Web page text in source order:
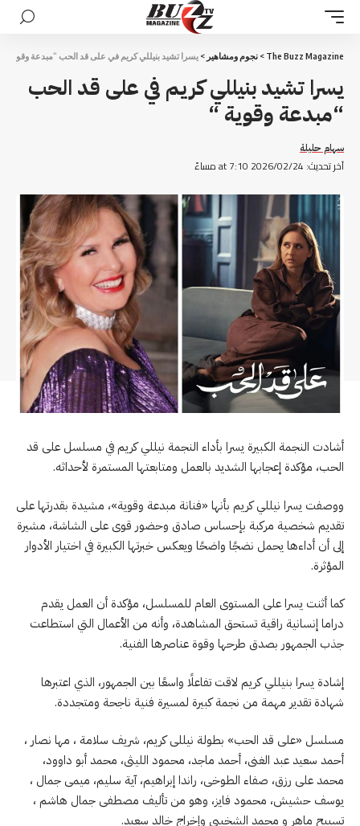
The Buzz Magazine
> نجوم ومشاهير > يسرا تشيد بنيللي كريم في على قد الحب “مبدعة وقوية “
يسرا تشيد بنيللي كريم في على قد الحب
“مبدعة وقوية “
آخر تحديث: 2026/02/24 at 7:10 مساءً
سهام حليلة
أشادت النجمة الكبيرة يسرا بأداء النجمة نيللي كريم في مسلسل على قد
الحب، مؤكدة إعجابها الشديد بالعمل ومتابعتها المستمرة لأحداثه.
ووصفت يسرا نيللي كريم بأنها «فنانة مبدعة وقوية»، مشيدة بقدرتها على
تقديم شخصية مركبة بإحساس صادق وحضور قوى على الشاشة، مشيرة
إلى أن أداءها يحمل نضجًا واضحًا ويعكس خبرتها الكبيرة في اختيار الأدوار
المؤثرة.
كما أثنت يسرا على المستوى العام للمسلسل، مؤكدة أن العمل يقدم
دراما إنسانية راقية تستحق المشاهدة، وأنه من الأعمال التي استطاعت
جذب الجمهور بصدق طرحها وقوة عناصرها الفنية.
إشادة يسرا بنيللي كريم لاقت تفاعلًا واسعًا بين الجمهور، الذي اعتبرها
شهادة تقدير مهمة من نجمة كبيرة لمسيرة فنية ناجحة ومتجددة.
مسلسل «على قد الحب» بطولة نيللى كريم، شريف سلامة ، مها نصار ،
أحمد سعيد عبد الغنى، أحمد ماجد، محمود الليثى، محمد أبو داوود،
محمد على رزق، صفاء الطوخى، راندا إبراهيم، آية سليم، ميمى جمال ،
يوسف حشيش، محمود فايز، وهو من تأليف مصطفى جمال هاشم ،
تسبيح ماهر و محمد الشخيبي وإخراج خالد سعيد.